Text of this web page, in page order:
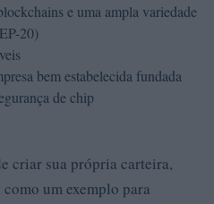
e uma ampla variedade
20)
bem estabelecida fundada
de chip
criar sua própria carteira,
um exemplo para